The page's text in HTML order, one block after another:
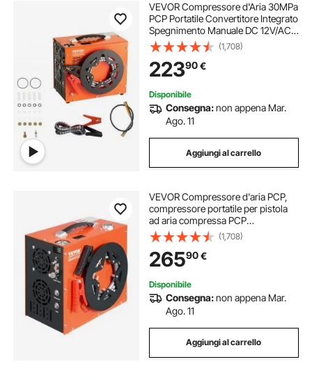
VEVOR Compressore d'Aria 30MPa
PCP Portatile Convertitore Integrato
Spegnimento Manuale DC 12V/AC
230V, Compressore d'Aria Portatile
ad Alta Pressione Senza Acqua
Senza Olio per Pistola Aria
Compressa
(1,708)
22390€
Disponibile
Consegna:non appena Mar.
Ago. 11
Aggiungi al carrello
VEVOR Compressore d'aria PCP,
compressore portatile per pistola
ad aria compressa PCP
4500PSI/30Mpa, Sistema di
raffreddamento ad acqua e ventola
integrato, compressore per pistola
ad aria compressa
(1,708)
26590€
Disponibile
Consegna:non appena Mar.
Ago. 11
Aggiungi al carrello